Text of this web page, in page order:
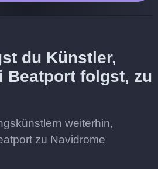
du Künstler,
Beatport folgst, zu
weiterhin,
zu Navidrome